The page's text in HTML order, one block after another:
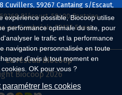
expérience possible, Biocoop utilise
performance optimale du site, pour
le trafic et la performance
navigation personnalisée en toute
d'avis à tout moment en
OK pour vous ?
paramétrer les cookies
Cuvillers, 59267 Cantaing s/Escaut,
Blécourt, 59400 Fontaine-
en-Cambrésis, 59127 Esnes
Le réseau Biocoop
Biocoop 2026